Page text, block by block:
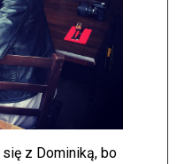
z Dominiką, bo